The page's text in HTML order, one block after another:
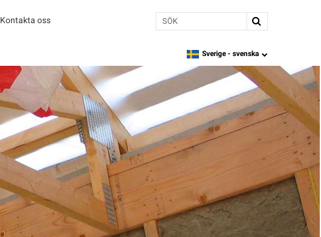
Kontakta oss Sök
language
Sverige - svenska